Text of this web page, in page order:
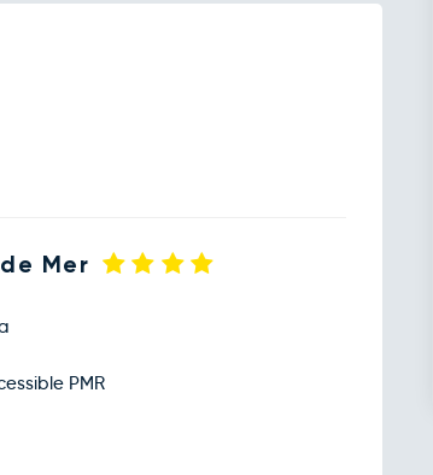
Mer
PMR